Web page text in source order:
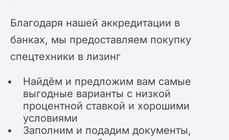
Благодаря нашей аккредитации в
банках, мы предоставляем покупку
спецтехники в лизинг
Найдём и предложим вам самые
выгодные варианты с низкой
процентной ставкой и хорошими
условиями
Заполним и подадим документы,